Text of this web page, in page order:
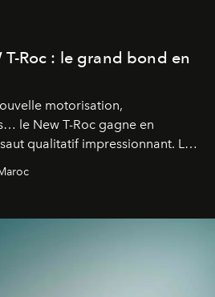
Roc : le grand bond en
motorisation,
le New T-Roc gagne en
qualitatif impressionnant. Le
revu en profondeur son SUV
premium. Et le pari semble